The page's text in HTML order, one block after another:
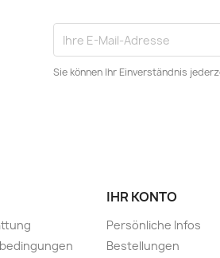
Sie können Ihr Einverständnis
IHR KONTO
Persönliche Infos
Bestellungen